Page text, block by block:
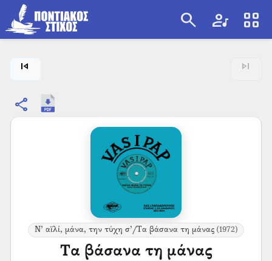
search artist view_cozy
skip_previous skip_next
share
Ν’ αϊλί, μάνα, την τύχη σ’/Τα βάσανα τη μάνας(1972)
Τα βάσανα τη μάνας